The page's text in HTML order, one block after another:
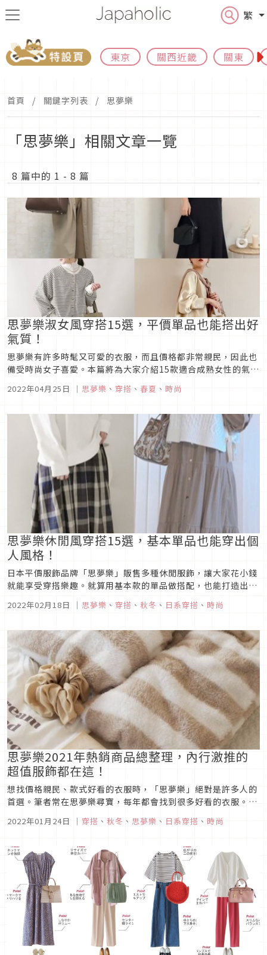
繁
東京 關西近畿 關東
首頁 關鍵字列表 思夢樂
「思夢樂」相關文章一覽
8 篇中的 1 - 8 篇
思夢樂淑女風穿搭15選，平價單品也能搭出好
氣質！
思夢樂有許多時髦又可愛的衣服，而且價格都非常親民，因此也
備受時尚女子喜愛。本篇將為大家介紹15款適合成熟女性的氣質
2022年04月25日 ｜ 思夢樂 、 穿搭 、 春夏 、 時尚
思夢樂休閒風穿搭15選，基本單品也能穿出個
人風格！
日本平價服飾品牌「思夢樂」販售多種休閒服飾，讓大家花小錢
就能享受穿搭樂趣。就算用基本款的單品做搭配，也能打造出與
秋冬的思夢樂休閒穿搭，一起來看看吧！
2022年02月18日 ｜ 思夢樂 、 穿搭 、 秋冬 、 日系穿搭 、 時尚
思夢樂2021年熱銷商品總整理，內行激推的
超值服飾都在這！
想找價格親民、款式好看的衣服時，「思夢樂」絕對是許多人的
首選。筆者常在思夢樂尋寶，每年都會找到很多好看的衣服。這
吧！
2022年01月24日 ｜ 穿搭 、 秋冬 、 思夢樂 、 日系穿搭 、 時尚